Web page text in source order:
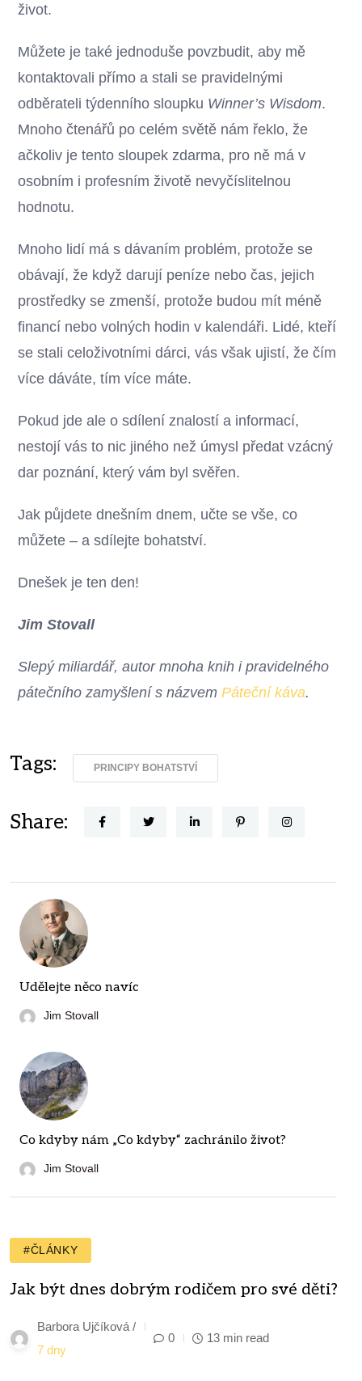
život.
Můžete je také jednoduše povzbudit, aby mě
kontaktovali přímo a stali se pravidelnými
odběrateli týdenního sloupku Winner’s Wisdom.
Mnoho čtenářů po celém světě nám řeklo, že
ačkoliv je tento sloupek zdarma, pro ně má v
osobním i profesním životě nevyčíslitelnou
hodnotu.
Mnoho lidí má s dávaním problém, protože se
obávají, že když darují peníze nebo čas, jejich
prostředky se zmenší, protože budou mít méně
financí nebo volných hodin v kalendáři. Lidé, kteří
se stali celoživotními dárci, vás však ujistí, že čím
více dáváte, tím více máte.
Pokud jde ale o sdílení znalostí a informací,
nestojí vás to nic jiného než úmysl předat vzácný
dar poznání, který vám byl svěřen.
Jak půjdete dnešním dnem, učte se vše, co
můžete – a sdílejte bohatství.
Dnešek je ten den!
Jim Stovall
Slepý miliardář, autor mnoha knih i pravidelného
pátečního zamyšlení s názvem Páteční káva.
Tags: PRINCIPY BOHATSTVÍ
Share:
Udělejte něco navíc
Jim Stovall
Co kdyby nám „Co kdyby“ zachránilo život?
Jim Stovall
#ČLÁNKY
Jak být dnes dobrým rodičem pro své děti?
Barbora Ujčíková /
7 dny
0 13 min read